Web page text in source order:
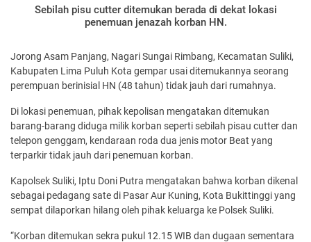
Sebilah pisu cutter ditemukan berada di dekat lokasi
penemuan jenazah korban HN.
Jorong Asam Panjang, Nagari Sungai Rimbang, Kecamatan Suliki,
Kabupaten Lima Puluh Kota gempar usai ditemukannya seorang
perempuan berinisial HN (48 tahun) tidak jauh dari rumahnya.
Di lokasi penemuan, pihak kepolisan mengatakan ditemukan
barang-barang diduga milik korban seperti sebilah pisau cutter dan
telepon genggam, kendaraan roda dua jenis motor Beat yang
terparkir tidak jauh dari penemuan korban.
Kapolsek Suliki, Iptu Doni Putra mengatakan bahwa korban dikenal
sebagai pedagang sate di Pasar Aur Kuning, Kota Bukittinggi yang
sempat dilaporkan hilang oleh pihak keluarga ke Polsek Suliki.
“Korban ditemukan sekra pukul 12.15 WIB dan dugaan sementara